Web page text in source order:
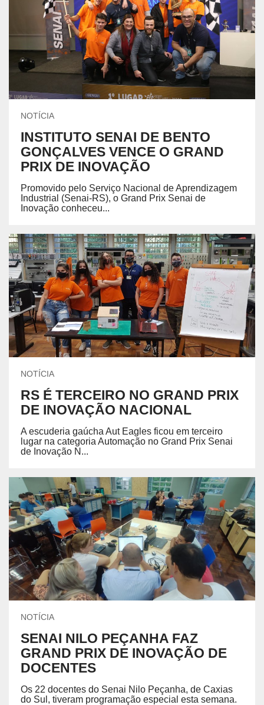
NOTÍCIA
INSTITUTO SENAI DE BENTO
GONÇALVES VENCE O GRAND
PRIX DE INOVAÇÃO
Promovido pelo Serviço Nacional de Aprendizagem
Industrial (Senai-RS), o Grand Prix Senai de
Inovação conheceu...
NOTÍCIA
RS É TERCEIRO NO GRAND PRIX
DE INOVAÇÃO NACIONAL
A escuderia gaúcha Aut Eagles ficou em terceiro
lugar na categoria Automação no Grand Prix Senai
de Inovação N...
NOTÍCIA
SENAI NILO PEÇANHA FAZ
GRAND PRIX DE INOVAÇÃO DE
DOCENTES
Os 22 docentes do Senai Nilo Peçanha, de Caxias
do Sul, tiveram programação especial esta semana.